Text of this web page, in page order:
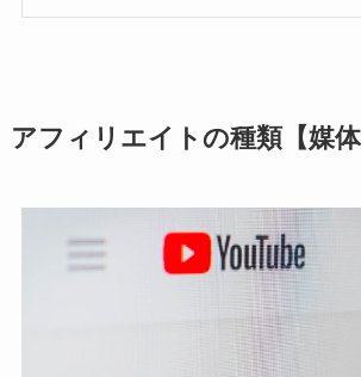
アフィリエイトの種類【媒体